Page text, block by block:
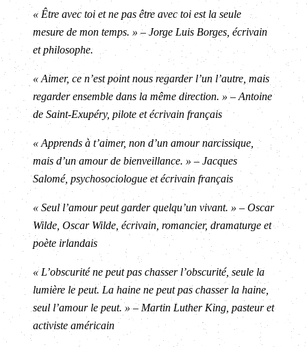
« Être avec toi et ne pas être avec toi est la seule
mesure de mon temps. » – Jorge Luis Borges, écrivain
et philosophe.
« Aimer, ce n’est point nous regarder l’un l’autre, mais
regarder ensemble dans la même direction. » – Antoine
de Saint-Exupéry, pilote et écrivain français
« Apprends à t’aimer, non d’un amour narcissique,
mais d’un amour de bienveillance. » – Jacques
Salomé, psychosociologue et écrivain français
« Seul l’amour peut garder quelqu’un vivant. » – Oscar
Wilde, Oscar Wilde, écrivain, romancier, dramaturge et
poète irlandais
« L’obscurité ne peut pas chasser l’obscurité, seule la
lumière le peut. La haine ne peut pas chasser la haine,
seul l’amour le peut. » – Martin Luther King, pasteur et
activiste américain